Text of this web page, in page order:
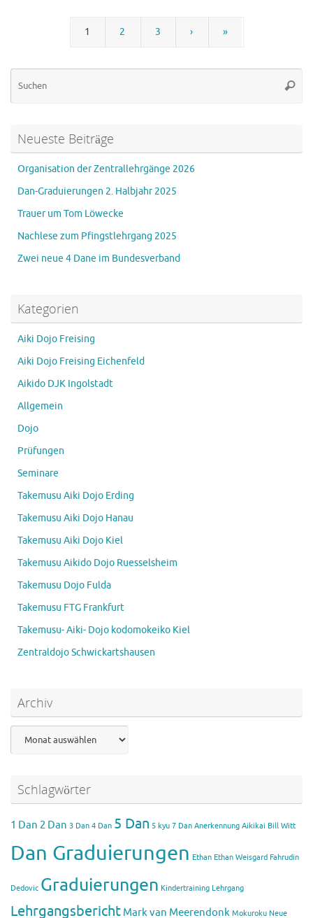
1 2 3 › »
Neueste Beiträge
Organisation der Zentrallehrgänge 2026
Dan-Graduierungen 2. Halbjahr 2025
Trauer um Tom Löwecke
Nachlese zum Pfingstlehrgang 2025
Zwei neue 4 Dane im Bundesverband
Kategorien
Aiki Dojo Freising
Aiki Dojo Freising Eichenfeld
Aikido DJK Ingolstadt
Allgemein
Dojo
Prüfungen
Seminare
Takemusu Aiki Dojo Erding
Takemusu Aiki Dojo Hanau
Takemusu Aiki Dojo Kiel
Takemusu Aikido Dojo Ruesselsheim
Takemusu Dojo Fulda
Takemusu FTG Frankfurt
Takemusu- Aiki- Dojo kodomokeiko Kiel
Zentraldojo Schwickartshausen
Archiv
Schlagwörter
1 Dan 2 Dan 3 Dan 4 Dan 5 Dan 5 kyu 7 Dan Anerkennung Aikikai Bill Witt
Dan Graduierungen Ethan Ethan Weisgard Fahrudin
Dedovic Graduierungen Kindertraining Lehrgang
Lehrgangsbericht Mark van Meerendonk Mokuroku Neue